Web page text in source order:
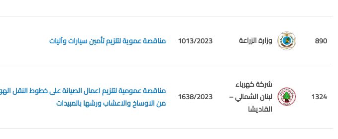
890 وزارة الزراعة 1013/2023 مناقصة عموية لتلزيم تأمين سيارات وآليات
1324
شركة كهرباء
لبنان الشمالي –
القاديشا
1638/2023
مناقصة عمومية لتلزيم اعمال الصيانة على خطوط النقل
من الاوساخ والاعشاب ورشها بالمبيدات